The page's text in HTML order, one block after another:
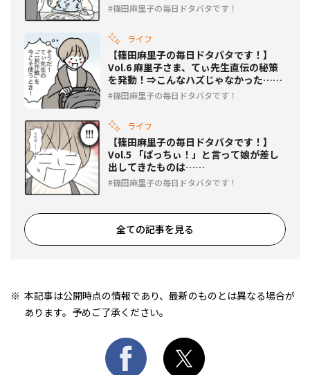
篠田麻里子の毎日ドタバタです！
ライフ
【篠田麻里子の毎日ドタバタです！】
Vol.6 麻里子さま、てぃ先生直伝の秘策
を発動！⇒こんなハズじゃなかった……
篠田麻里子の毎日ドタバタです！
ライフ
【篠田麻里子の毎日ドタバタです！】
Vol.5 「ばっちぃ！」と言って娘が差し
出してきたものは……
篠田麻里子の毎日ドタバタです！
全ての記事を見る
本記事は公開時点の情報であり、最新のものとは異なる場合が
あります。予めご了承ください。